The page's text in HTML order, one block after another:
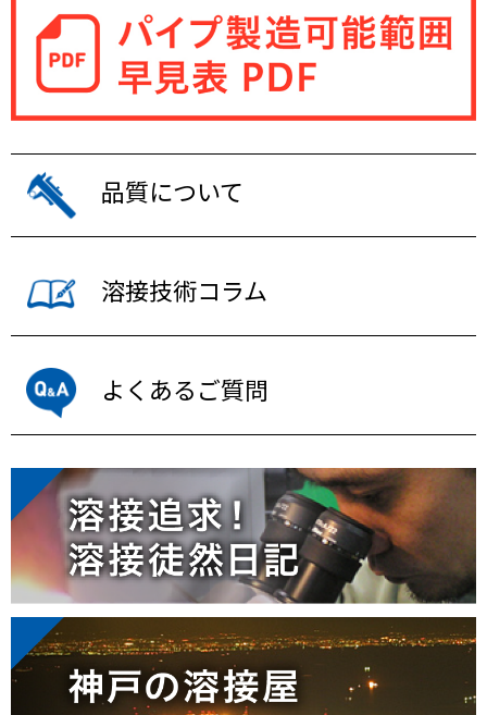
品質について
溶接技術コラム
よくあるご質問